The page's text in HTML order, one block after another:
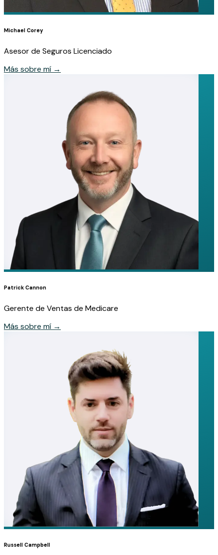
Michael Corey
Asesor de Seguros Licenciado
Más sobre mí →
Patrick Cannon
Gerente de Ventas de Medicare
Más sobre mí →
Russell Campbell